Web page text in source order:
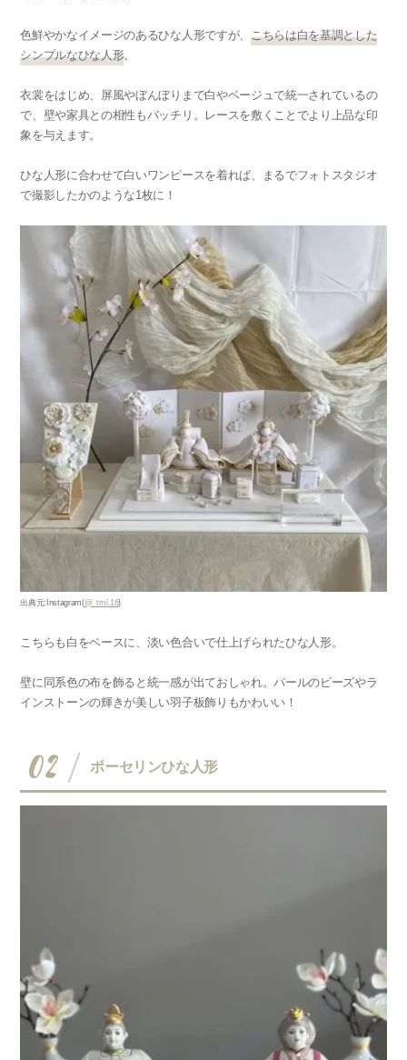
色鮮やかなイメージのあるひな人形ですが、 こちらは白を基調とした
シンプルなひな人形。
衣裳をはじめ、屏風やぼんぼりまで白やベージュで統一されているの
で、壁や家具との相性もバッチリ。レースを敷くことでより上品な印
象を与えます。
ひな人形に合わせて白いワンピースを着れば、まるでフォトスタジオ
で撮影したかのような1枚に！
出典元:Instagram(@_tml.16)
こちらも白をベースに、淡い色合いで仕上げられたひな人形。
壁に同系色の布を飾ると統一感が出ておしゃれ。パールのビーズやラ
インストーンの輝きが美しい羽子板飾りもかわいい！
02 ポーセリンひな人形